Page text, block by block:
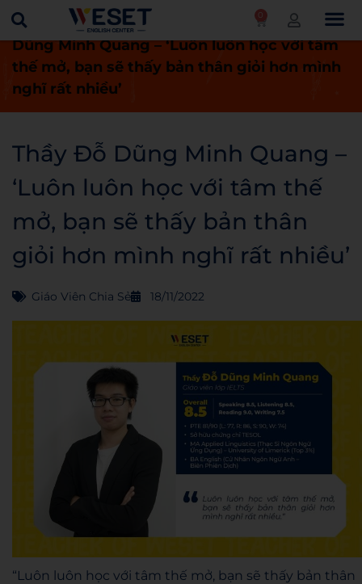
0
Trang chủ Giáo viên chia sẻ
Thầy Đỗ
Dũng Minh Quang – ‘Luôn luôn học với tâm
thế mở, bạn sẽ thấy bản thân giỏi hơn mình
nghĩ rất nhiều’
Thầy Đỗ Dũng Minh Quang –
‘Luôn luôn học với tâm thế
mở, bạn sẽ thấy bản thân
giỏi hơn mình nghĩ rất nhiều’
Giáo Viên Chia Sẻ 18/11/2022
“Luôn luôn học với tâm thế mở, bạn sẽ thấy bản thân